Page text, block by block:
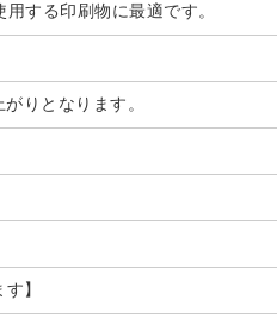
する印刷物に最適です。
りとなります。
】